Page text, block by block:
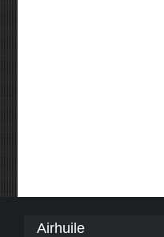
Airhuile